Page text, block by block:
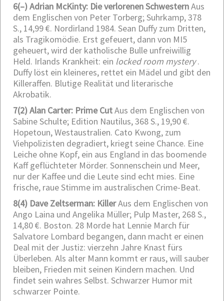
6(–) Adrian McKinty: Die verlorenen SchwesternAus
dem Englischen von Peter Torberg; Suhrkamp, 378
S., 14,99 €. Nordirland 1984. Sean Duffy zum Dritten,
als Tragikomödie. Erst gefeuert, dann von MI5
geheuert, wird der katholische Bulle unfreiwillig
Held. Irlands Krankheit: ein locked room mystery.
Duffy löst ein kleineres, rettet ein Mädel und gibt den
Killeraffen. Blutige Realität und literarische
Akrobatik.
7(2) Alan Carter: Prime CutAus dem Englischen von
Sabine Schulte; Edition Nautilus, 368 S., 19,90 €.
Hopetoun, Westaustralien. Cato Kwong, zum
Viehpolizisten degradiert, kriegt seine Chance. Eine
Leiche ohne Kopf, ein aus England in das boomende
Kaff geflüchteter Mörder. Sonnenschein und Meer,
nur der Kaffee und die Leute sind echt mies. Eine
frische, raue Stimme im australischen Crime-Beat.
8(4) Dave Zeltserman: KillerAus dem Englischen von
Ango Laina und Angelika Müller; Pulp Master, 268 S.,
14,80 €. Boston. 28 Morde hat Lennie March für
Salvatore Lombard begangen, dann macht er einen
Deal mit der Justiz: vierzehn Jahre Knast fürs
Überleben. Als alter Mann kommt er raus, will sauber
bleiben, Frieden mit seinen Kindern machen. Und
findet sein wahres Selbst. Schwarzer Humor mit
schwarzer Pointe.